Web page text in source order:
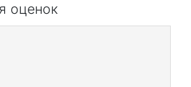
оценок
с фазами (5)